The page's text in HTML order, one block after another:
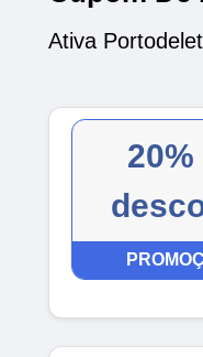
Ativa
20%